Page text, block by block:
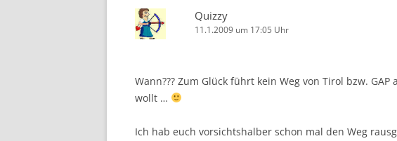
Quizzy
11.1.2009 um 17:05 Uhr
Wann??? Zum Glück führt kein Weg von Tirol bzw.
wollt …
Ich hab euch vorsichtshalber schon mal den Weg